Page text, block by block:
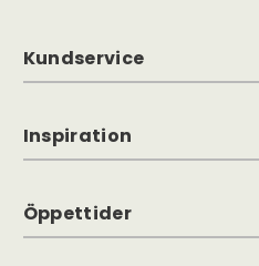
Kundservice
Inspiration
Öppettider